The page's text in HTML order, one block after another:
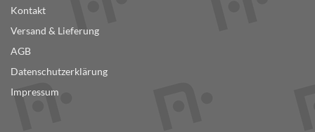
Kontakt
Versand & Lieferung
AGB
Datenschutzerklärung
Impressum